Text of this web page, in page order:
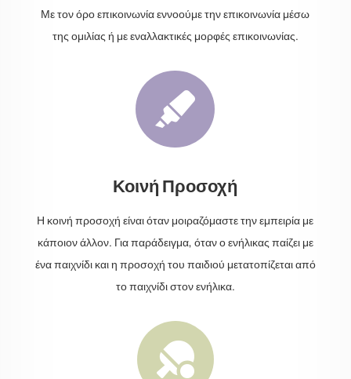
Με τον όρο επικοινωνία εννοούμε την επικοινωνία μέσω
της ομιλίας ή με εναλλακτικές μορφές επικοινωνίας.

Κοινή Προσοχή
Η κοινή προσοχή είναι όταν μοιραζόμαστε την εμπειρία με
κάποιον άλλον. Για παράδειγμα, όταν ο ενήλικας παίζει με
ένα παιχνίδι και η προσοχή του παιδιού μετατοπίζεται από
το παιχνίδι στον ενήλικα.
